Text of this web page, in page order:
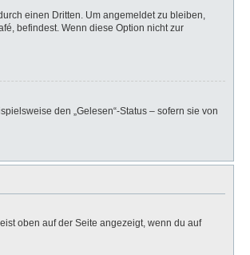
einen Dritten. Um angemeldet zu bleiben,
befindest. Wenn diese Option nicht zur
den „Gelesen“-Status – sofern sie von
oben auf der Seite angezeigt, wenn du auf